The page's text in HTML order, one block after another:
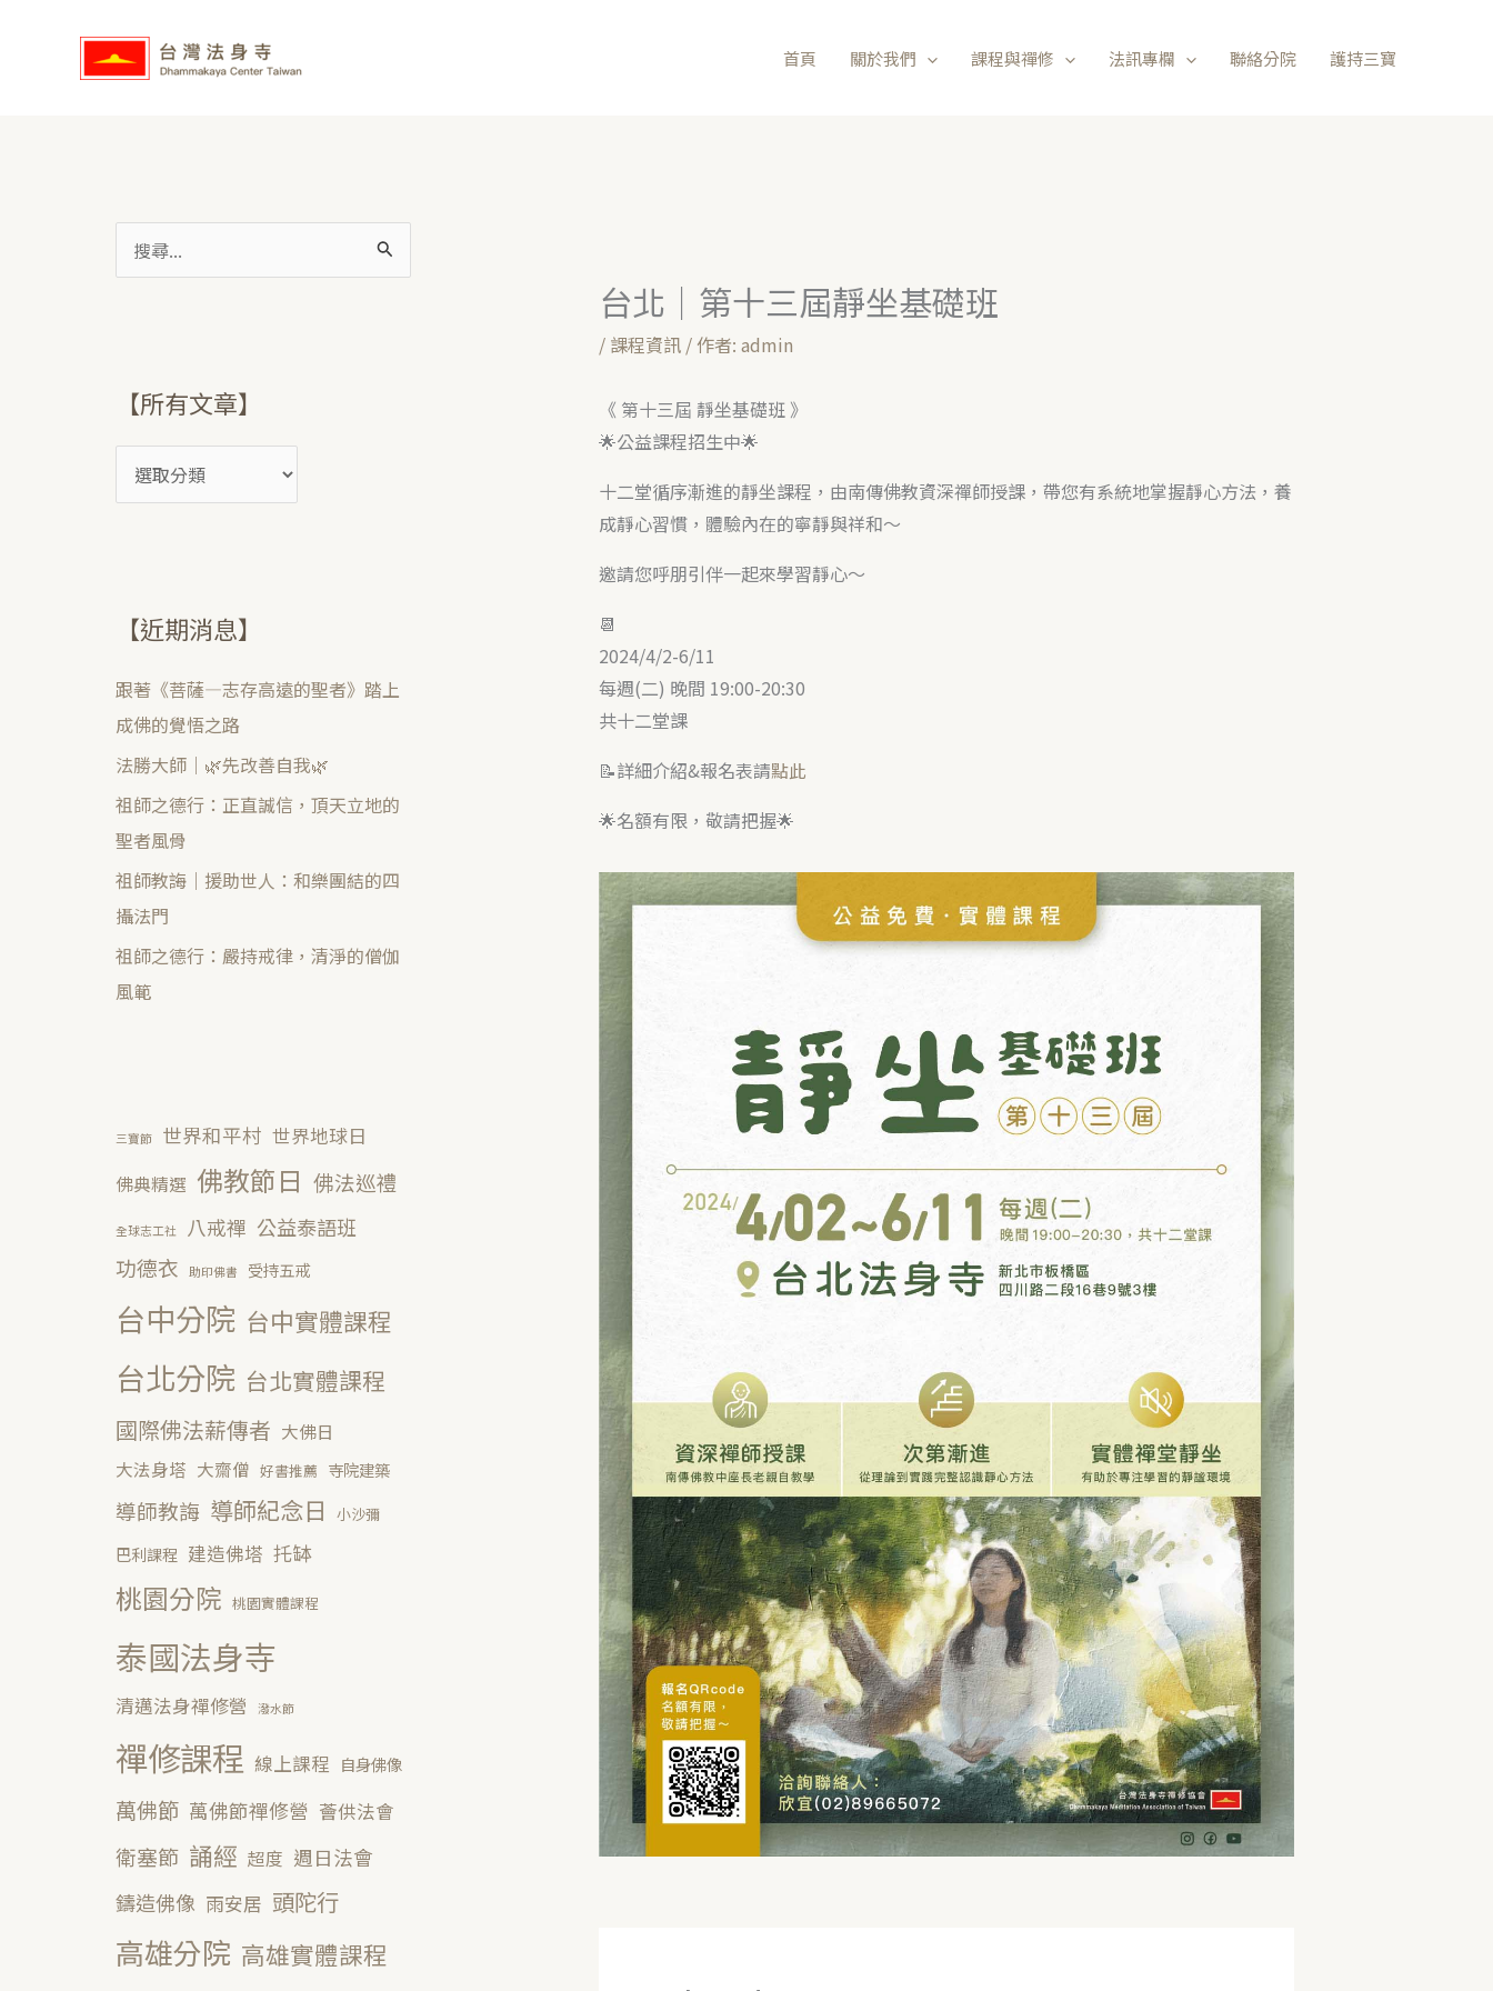
首頁 關於我們 課程與禪修 法訊專欄 聯絡分院 護持三寶
字【所有文章】
所
有
【近期消息】
跟著《菩薩—志存高遠的聖者》踏上
成佛的覺悟之路
法勝大師｜🌿先改善自我🌿
祖師之德行：正直誠信，頂天立地的
聖者風骨
祖師教誨｜援助世人：和樂團結的四
攝法門
祖師之德行：嚴持戒律，清淨的僧伽
風範
三寶節 世界和平村 世界地球日
佛典精選 佛教節日 佛法巡禮
全球志工社 八戒禪 公益泰語班
功德衣 助印佛書 受持五戒
台中分院 台中實體課程
台北分院 台北實體課程
國際佛法薪傳者 大佛日
大法身塔 大齋僧 好書推薦 寺院建築
導師教誨 導師紀念日 小沙彌
巴利課程 建造佛塔 托缽
桃園分院 桃園實體課程
泰國法身寺
清邁法身禪修營 潑水節
禪修課程 線上課程 自身佛像
萬佛節 萬佛節禪修營 薈供法會
衛塞節 誦經 超度 週日法會
鑄造佛像 雨安居 頭陀行
高雄分院 高雄實體課程
台北｜第十三屆靜坐基礎班
/ 課程資訊/ 作者: admin
《 第十三屆 靜坐基礎班 》
🌟公益課程招生中🌟
十二堂循序漸進的靜坐課程，由南傳佛教資深禪師授課，帶您有系統地掌握靜心方法，養
成靜心習慣，體驗內在的寧靜與祥和～
邀請您呼朋引伴一起來學習靜心～
📆
2024/4/2-6/11
每週(二) 晚間 19:00-20:30
共十二堂課
📝詳細介紹&報名表請點此
🌟名額有限，敬請把握🌟